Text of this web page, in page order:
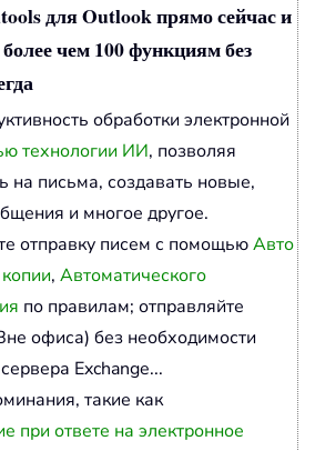
для Outlook прямо сейчас и
чем 100 функциям без
обработки электронной
технологии ИИ, позволяя
на письма, создавать новые,
и многое другое.
отправку писем с помощьюАвто
, Автоматического
по правилам; отправляйте
офиса) без необходимости
Exchange...
такие как
при ответе на электронное